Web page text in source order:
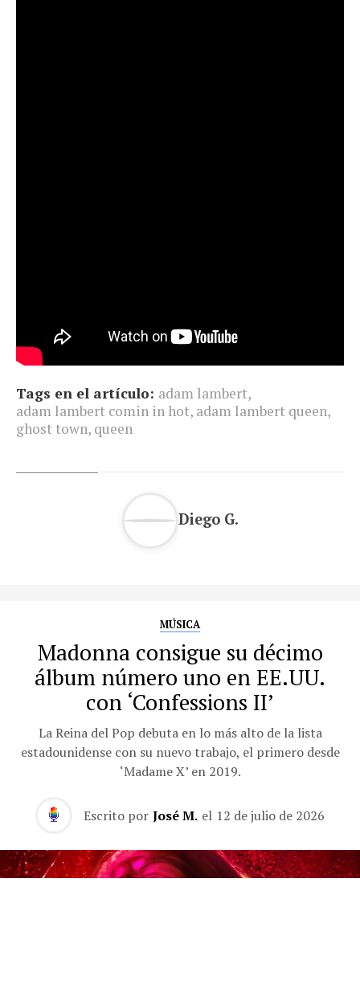
Tags en el artículo: adam lambert,
adam lambert comin in hot, adam lambert queen,
ghost town, queen
Diego G.
MÚSICA
Madonna consigue su décimo
álbum número uno en EE.UU.
con ‘Confessions II’
La Reina del Pop debuta en lo más alto de la lista
estadounidense con su nuevo trabajo, el primero desde
‘Madame X’ en 2019.
Escrito por José M. el 12 de julio de 2026